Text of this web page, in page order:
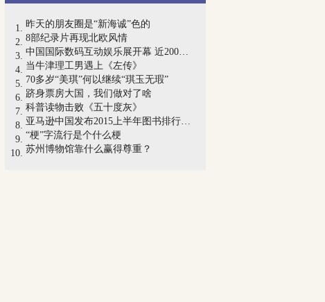
昨天的朋友圈是“新海诚”色的
8部纪录片再现北欧风情
中国国际数码互动娱乐展开幕 近2000款中...
当牛津理工男遇上《左传》
70多岁“美琪”何以继续“琪玉无瑕”
跻身票房大国，我们做对了啥
科普读物击败《五十度灰》
亚马逊中国发布2015上半年图书排行榜 互...
“梗”字流行是个什么梗
苏州博物馆靠什么赢得尊重？